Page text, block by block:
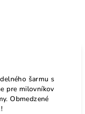
šarmu s
pre milovníkov
Obmedzené